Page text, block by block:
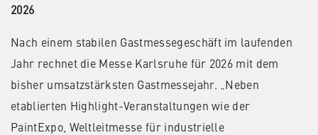
2026
Nach einem stabilen Gastmessegeschäft im laufenden
Jahr rechnet die Messe Karlsruhe für 2026 mit dem
bisher umsatzstärksten Gastmessejahr. „Neben
etablierten Highlight-Veranstaltungen wie der
PaintExpo, Weltleitmesse für industrielle